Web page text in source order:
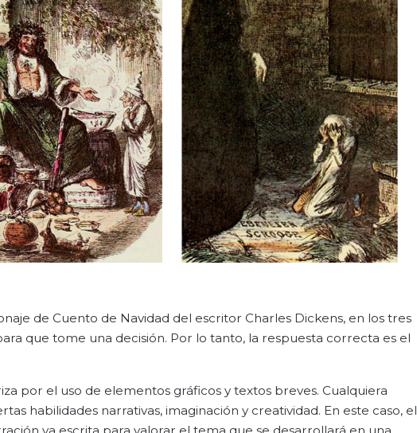
de Cuento de Navidad del escritor Charles Dickens, en los tres
que tome una decisión. Por lo tanto, la respuesta correcta es el
por el uso de elementos gráficos y textos breves. Cualquiera
habilidades narrativas, imaginación y creatividad. En este caso, el